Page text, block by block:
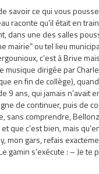
savoir ce qui vous
raconte qu’il était en
dans une des salles
mairie” ou tel lieu
c’est à Brive
musique dirigée par
en fin de collège), quand
9 ans, qui jamais n’avait
de continuer, puis de
sans comprendre,
que c’est bien, mais
mon gars, refais
gamin s’exécute : – Je te